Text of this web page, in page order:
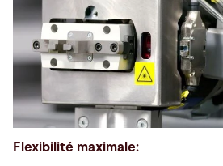
Flexibilité maximale: